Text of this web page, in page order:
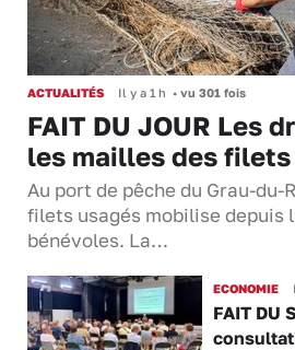
ACTUALITÉS Il y a 1 h • vu 301 fois
FAIT DU JOUR Les
les mailles des filets
Au port de pêche du Grau-
filets usagés mobilise depuis
bénévoles. La…
ECONOMIE
FAIT DU